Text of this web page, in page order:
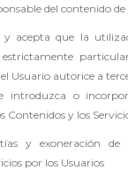
del contenido
y acepta que la
Usuario autorice a
introduzca o
Contenidos y los
y exoneración de
por los Usuarios